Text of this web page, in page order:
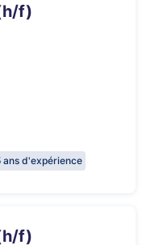
f)
ans d'expérience
f)